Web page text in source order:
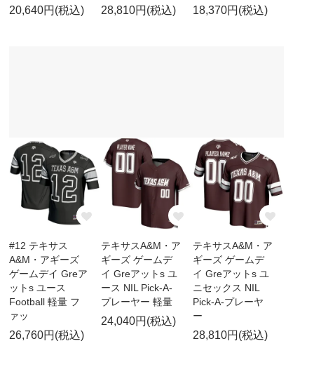
20,640円(税込) 28,810円(税込) 18,370円(税込)
#12 テキサス
A&M・アギーズ
ゲームデイ Greア
ットs ユース
Football 軽量 フ
ァッ
26,760円(税込)
テキサスA&M・ア
ギーズ ゲームデ
イ Greアットs ユ
ース NIL Pick-A-
プレーヤー 軽量
24,040円(税込)
テキサスA&M・ア
ギーズ ゲームデ
イ Greアットs ユ
ニセックス NIL
Pick-A-プレーヤ
ー
28,810円(税込)